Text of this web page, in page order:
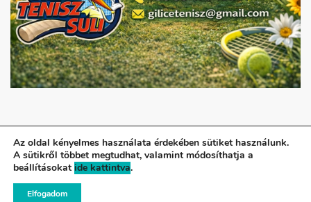
© Gilice Tenisz Suli - Minden jog fenntartva!
Az oldal kényelmes használata érdekében sütiket használunk.
A sütikről többet megtudhat, valamint módosíthatja a
beállításokat ide kattintva.
Elfogadom